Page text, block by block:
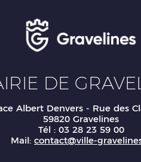
DE
Albert Denvers - Rue des
59820 Gravelines
Tél : 03 28 23 59 00
Mail: contact@ville-